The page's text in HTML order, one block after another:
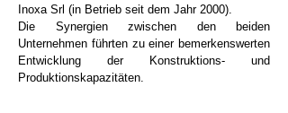
Inoxa Srl (in Betrieb seit dem Jahr 2000).
Die Synergien zwischen den beiden
Unternehmen führten zu einer bemerkenswerten
Entwicklung der Konstruktions- und
Produktionskapazitäten.